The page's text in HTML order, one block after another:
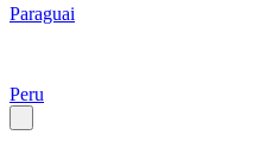
Paraguai
Peru